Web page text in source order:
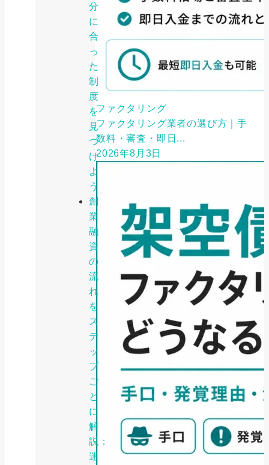
分
に
合
っ
た
制
度
を
見
つ
け
よ
う
創
業
融
資
の
流
れ
を
ス
テ
ッ
プ
ご
と
に
解
説：
迷
ファクタリング
ファクタリング業者の選び方｜手
数料・審査・即日...
2026年8月3日